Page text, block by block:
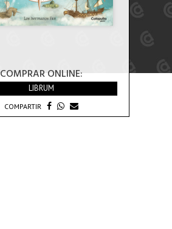
COMPRAR ONLINE:
LIBRUM
COMPARTIR